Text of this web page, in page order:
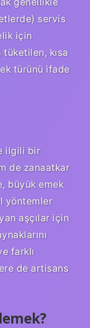
servis
için
kısa
türünü ifade
ilgili bir
de zanaatkar
büyük emek
yöntemler
aşçılar için
farklı
de artisans